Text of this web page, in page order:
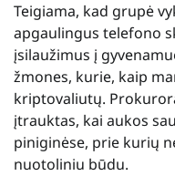
Teigiama, kad grupė
apgaulingus telefono
įsilaužimus į
žmones, kurie, kaip
kriptovaliutų.
įtrauktas, kai aukos
piniginėse, prie kurių
nuotoliniu būdu.